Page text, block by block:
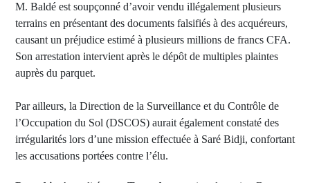
M. Baldé est soupçonné d’avoir vendu illégalement plusieurs
terrains en présentant des documents falsifiés à des acquéreurs,
causant un préjudice estimé à plusieurs millions de francs CFA.
Son arrestation intervient après le dépôt de multiples plaintes
auprès du parquet.
Par ailleurs, la Direction de la Surveillance et du Contrôle de
l’Occupation du Sol (DSCOS) aurait également constaté des
irrégularités lors d’une mission effectuée à Saré Bidji, confortant
les accusations portées contre l’élu.